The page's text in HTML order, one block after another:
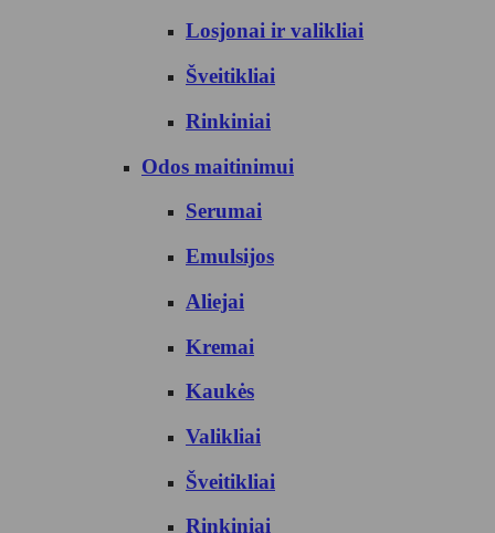
Losjonai ir valikliai
Šveitikliai
Rinkiniai
Odos maitinimui
Serumai
Emulsijos
Aliejai
Kremai
Kaukės
Valikliai
Šveitikliai
Rinkiniai